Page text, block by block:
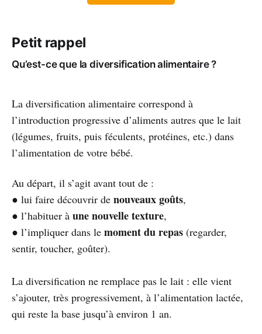
Petit rappel
Qu’est-ce que la diversification alimentaire ?
La diversification alimentaire correspond à
l’introduction progressive d’aliments autres que le lait
(légumes, fruits, puis féculents, protéines, etc.) dans
l’alimentation de votre bébé.
Au départ, il s’agit avant tout de :
● lui faire découvrir de nouveaux goûts,
● l’habituer à une nouvelle texture,
● l’impliquer dans le moment du repas (regarder,
sentir, toucher, goûter).
La diversification ne remplace pas le lait : elle vient
s’ajouter, très progressivement, à l’alimentation lactée,
qui reste la base jusqu’à environ 1 an.